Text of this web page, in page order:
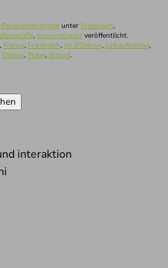
Panoramafotografunter Frankreich,
, schnurstracks veröffentlicht.
, France, Frankreich, Ile d'Oléron, Luftaufnahme,
Oléron, Plage, Strand.
interaktion